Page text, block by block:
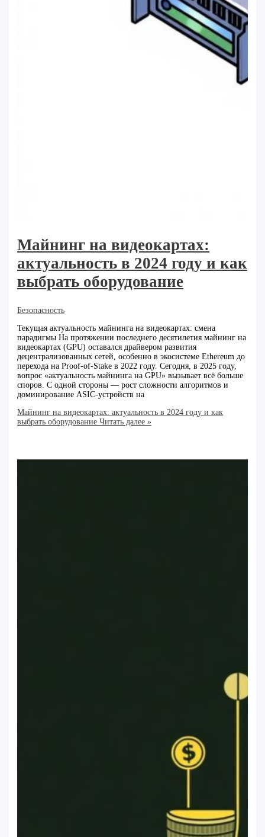
Майнинг на видеокартах:
актуальность в 2024 году и как
выбрать оборудование
Безопасность
Текущая актуальность майнинга на видеокартах: смена
парадигмы На протяжении последнего десятилетия майнинг на
видеокартах (GPU) оставался драйвером развития
децентрализованных сетей, особенно в экосистеме Ethereum до
перехода на Proof-of-Stake в 2022 году. Сегодня, в 2025 году,
вопрос «актуальность майнинга на GPU» вызывает всё больше
споров. С одной стороны — рост сложности алгоритмов и
доминирование ASIC-устройств на
Майнинг на видеокартах: актуальность в 2024 году и как
выбрать оборудование Читать далее »